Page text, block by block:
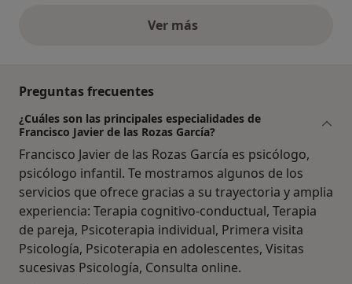
Ver másopiniones anteriores
Preguntas frecuentes
¿Cuáles son las principales especialidades de
Francisco Javier de las Rozas García?
Francisco Javier de las Rozas García es psicólogo,
psicólogo infantil. Te mostramos algunos de los
servicios que ofrece gracias a su trayectoria y amplia
experiencia: Terapia cognitivo-conductual, Terapia
de pareja, Psicoterapia individual, Primera visita
Psicología, Psicoterapia en adolescentes, Visitas
sucesivas Psicología, Consulta online.